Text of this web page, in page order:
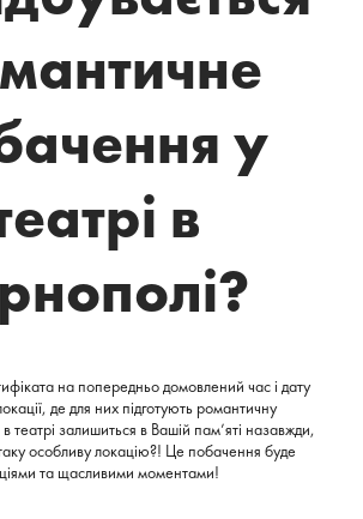
у
в
на попередньо домовлений час і дату
де для них підготують романтичну
залишиться в Вашій пам’яті назавжди,
особливу локацію?! Це побачення буде
та щасливими моментами!